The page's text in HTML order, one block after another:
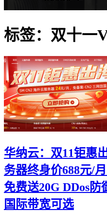
标签：双十一
华纳云：双11钜惠
务器终身价688元/
免费送20G DDos防
国际带宽可选